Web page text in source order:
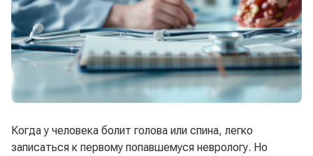
Когда у человека болит голова или спина, легко
записаться к первому попавшемуся неврологу. Но